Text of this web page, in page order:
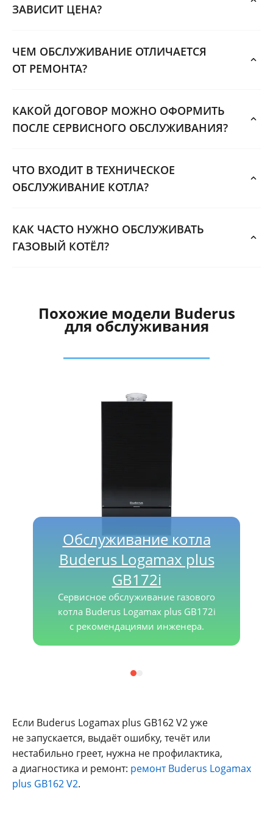
ЗАВИСИТ ЦЕНА?
ЧЕМ ОБСЛУЖИВАНИЕ ОТЛИЧАЕТСЯ
ОТ РЕМОНТА?
КАКОЙ ДОГОВОР МОЖНО ОФОРМИТЬ
ПОСЛЕ СЕРВИСНОГО ОБСЛУЖИВАНИЯ?
ЧТО ВХОДИТ В ТЕХНИЧЕСКОЕ
ОБСЛУЖИВАНИЕ КОТЛА?
КАК ЧАСТО НУЖНО ОБСЛУЖИВАТЬ
ГАЗОВЫЙ КОТЁЛ?
Похожие модели Buderus
для обслуживания
Обслуживание котла
Buderus Logamax plus
GB172i
Сервисное обслуживание газового
котла Buderus Logamax plus GB172i
с рекомендациями инженера.
Если Buderus Logamax plus GB162 V2 уже
не запускается, выдаёт ошибку, течёт или
нестабильно греет, нужна не профилактика,
а диагностика и ремонт: ремонт Buderus Logamax
plus GB162 V2.